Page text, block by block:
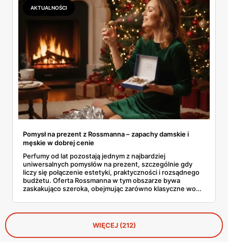
skutecznie ochronią dłonie, twarz, ciało i usta przed
skutkami mroźnej aury.
AKTUALNOŚCI
Pomysł na prezent z Rossmanna – zapachy damskie i
męskie w dobrej cenie
Perfumy od lat pozostają jednym z najbardziej
uniwersalnych pomysłów na prezent, szczególnie gdy
liczy się połączenie estetyki, praktyczności i rozsądnego
budżetu. Oferta Rossmanna w tym obszarze bywa
zaskakująco szeroka, obejmując zarówno klasyczne wody
zapachowe dla kobiet oraz mężczyzn. W aktualnych
promocjach pojawiają się marki dobrze znane, ale też
mniej oczywiste propozycje, które często sprawdzają się
właśnie w roli prezentu — neutralnego, a jednocześnie
niepozbawionego charakteru.
WIĘCEJ (212)